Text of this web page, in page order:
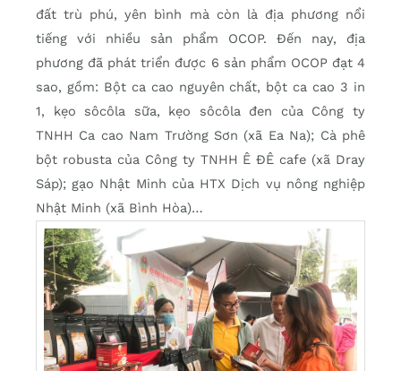
đất trù phú, yên bình mà còn là địa phương nổi
tiếng với nhiều sản phẩm OCOP. Đến nay, địa
phương đã phát triển được 6 sản phẩm OCOP đạt 4
sao, gồm: Bột ca cao nguyên chất, bột ca cao 3 in
1, kẹo sôcôla sữa, kẹo sôcôla đen của Công ty
TNHH Ca cao Nam Trường Sơn (xã Ea Na); Cà phê
bột robusta của Công ty TNHH Ê ĐÊ cafe (xã Dray
Sáp); gạo Nhật Minh của HTX Dịch vụ nông nghiệp
Nhật Minh (xã Bình Hòa)…